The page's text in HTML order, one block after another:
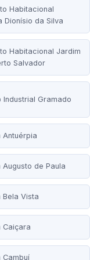
Habitacional
Dionísio da Silva
Habitacional Jardim
Salvador
Industrial Gramado
Antuérpia
Augusto de Paula
Bela Vista
Caiçara
Cambuí